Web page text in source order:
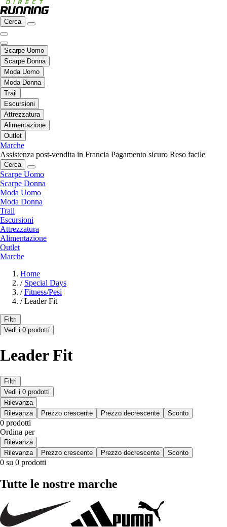
Cerca
Scarpe Uomo
Scarpe Donna
Moda Uomo
Moda Donna
Trail
Escursioni
Attrezzatura
Alimentazione
Outlet
Marche
Assistenza post-vendita in Francia Pagamento sicuro Reso facile
Cerca
Scarpe Uomo
Scarpe Donna
Moda Uomo
Moda Donna
Trail
Escursioni
Attrezzatura
Alimentazione
Outlet
Marche
Home
/ Special Days
/ Fitness/Pesi
/ Leader Fit
Filtri
Vedi i 0 prodotti
Leader Fit
Filtri
Vedi i 0 prodotti
Rilevanza
Rilevanza
Prezzo crescente Prezzo decrescente Sconto
0 prodotti
Ordina per
Rilevanza
Rilevanza
Prezzo crescente Prezzo decrescente Sconto
0 su 0 prodotti
Tutte le nostre marche